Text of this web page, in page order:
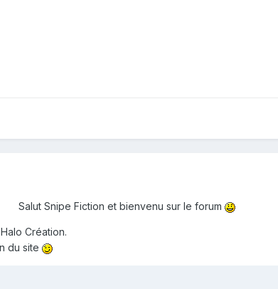
Salut Snipe Fiction et bienvenu sur le forum
Création.
du site